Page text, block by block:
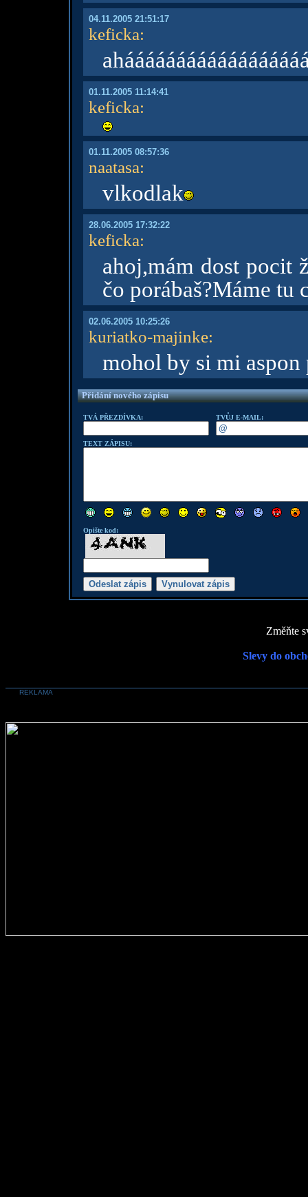
04.11.2005 21:51:17
keficka:
01.11.2005 11:14:41
keficka:
01.11.2005 08:57:36
naatasa:
vlkodlak
28.06.2005 17:32:22
keficka:
ahoj,mám dost pocit
čo porábaš?Máme tu
02.06.2005 10:25:26
kuriatko-majinke:
mohol by si mi aspon
Přidání nového zápisu
TVÁ PŘEZDÍVKA: TVŮJ E-MAIL:
TEXT ZÁPISU:
Opište kod:
Změňte
Slevy do
REKLAMA